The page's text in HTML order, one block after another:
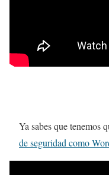
Ya sabes que tenemos
de seguridad como